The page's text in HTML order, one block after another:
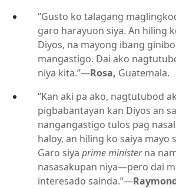
“Gusto ko talagang
garo harayuon siya. An hiling
Diyos, na mayong ibang
mangastigo. Dai ako
niya kita.”—Rosa, Guatemala.
“Kan aki pa ako, nagtutubod
pigbabantayan kan Diyos an
nangangastigo tulos pag
haloy, an hiling ko saiya mayo
Garo siya prime ministerna
nasasakupan niya—pero dai
interesado sainda.”—